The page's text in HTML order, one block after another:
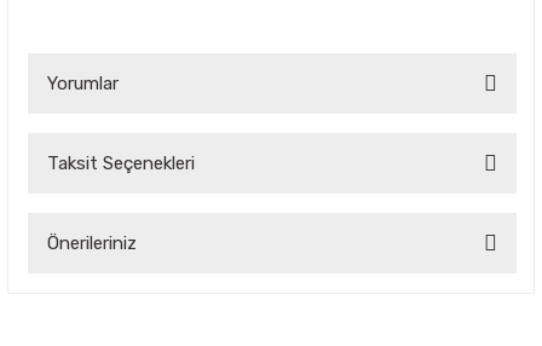
Yorumlar
Taksit Seçenekleri
Önerileriniz